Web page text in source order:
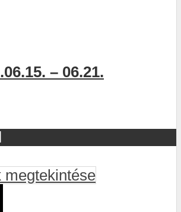
– 06.21.
megtekintése